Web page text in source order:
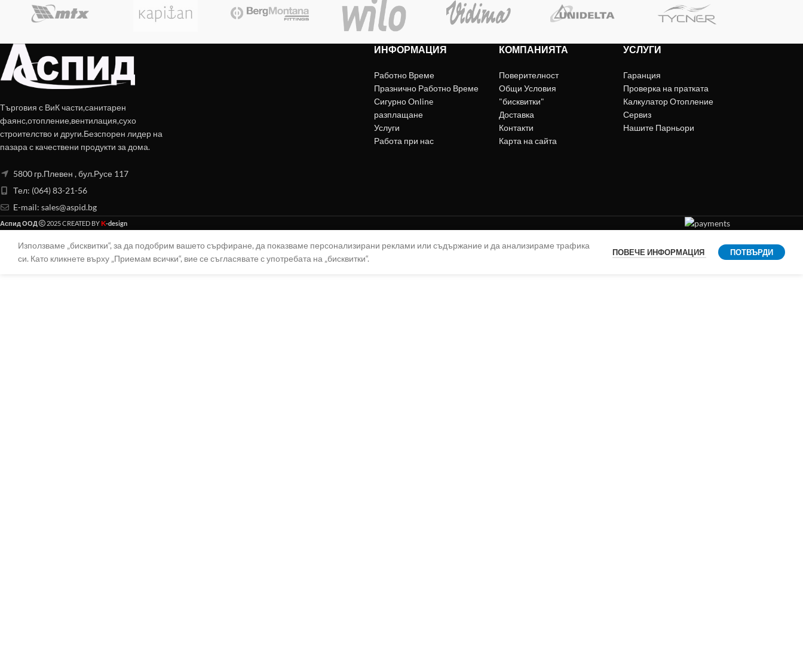
Търговия с ВиК части,санитарен
фаянс,отопление,вентилация,сухо
строителство и други.Безспорен лидер на
пазара с качествени продукти за дома.
5800 гр.Плевен , бул.Русе 117
Тел: (064) 83-21-56
E-mail: sales@aspid.bg
ИНФОРМАЦИЯ
Работно Време
Празнично Работно Време
Сигурно Online
разплащане
Услуги
Работа при нас
КОМПАНИЯТА
Поверителност
Общи Условия
"бисквитки"
Доставка
Контакти
Карта на сайта
УСЛУГИ
Гаранция
Проверка на пратката
Калкулатор Отопление
Сервиз
Нашите Парньори
Аспид ООД 2025 CREATED BY K-design
Използваме „бисквитки“, за да подобрим вашето сърфиране, да показваме персонализирани реклами или съдържание и да анализираме трафика
си. Като кликнете върху „Приемам всички“, вие се съгласявате с употребата на „бисквитки“.
ПОВЕЧЕ ИНФОРМАЦИЯ ПОТВЪРДИ